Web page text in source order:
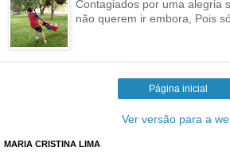
Contagiados por uma alegria
não querem ir embora, Pois
Página inicial
Ver versão para a
MARIA CRISTINA LIMA